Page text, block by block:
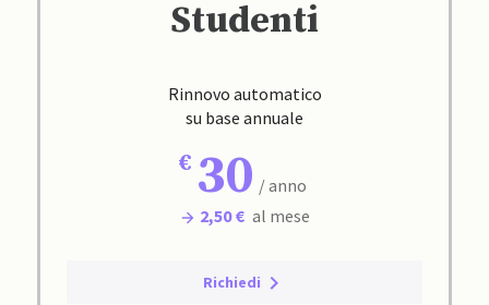
Studenti
Rinnovo automatico
su base annuale
30 / anno
2,50 € al mese
Richiedi